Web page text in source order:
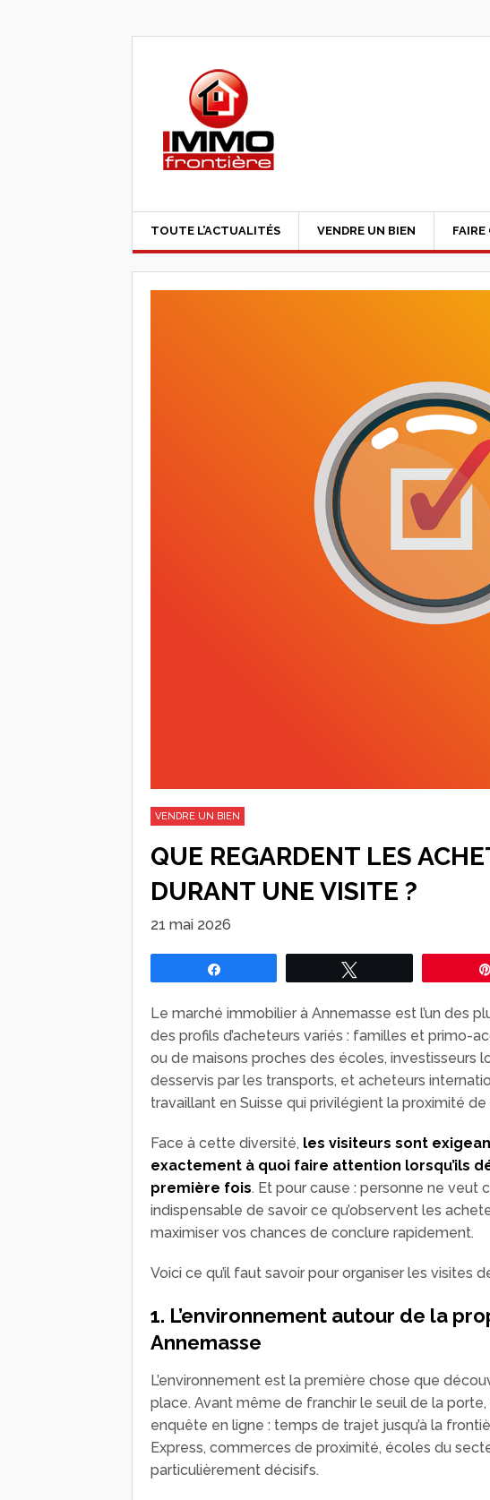
TOUTE L’ACTUALITÉS VENDRE UN BIEN FAIRE
VENDRE UN BIEN
QUE REGARDENT LES
DURANT UNE VISITE ?
21 mai 2026
Le marché immobilier à Annemasse est l’un des
des profils d’acheteurs variés : familles et primo-
ou de maisons proches des écoles, investisseurs
desservis par les transports, et acheteurs
travaillant en Suisse qui privilégient la proximité de
Face à cette diversité, les visiteurs sont
exactement à quoi faire attention lorsqu’ils
première fois. Et pour cause : personne ne veut
indispensable de savoir ce qu’observent les
maximiser vos chances de conclure rapidement.
Voici ce qu’il faut savoir pour organiser les visites
1. L’environnement autour de la
Annemasse
L’environnement est la première chose que
place. Avant même de franchir le seuil de la
enquête en ligne : temps de trajet jusqu’à la
Express, commerces de proximité, écoles du
particulièrement décisifs.